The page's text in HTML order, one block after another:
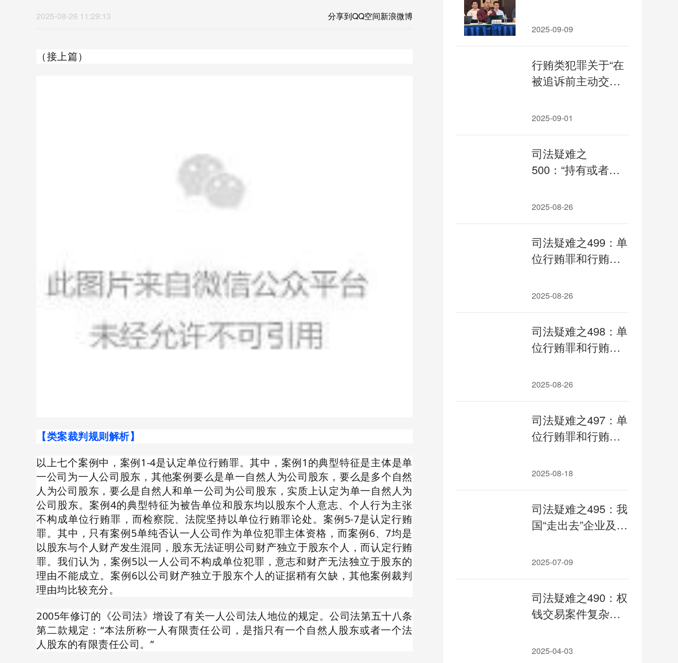
2025-08-26 11:29:13 分享到QQ空间新浪微博
（接上篇）
【类案裁判规则解析】
以上七个案例中，案例1-4是认定单位行贿罪。其中，案例1的典型特征是主体是单
一公司为一人公司股东，其他案例要么是单一自然人为公司股东，要么是多个自然
人为公司股东，要么是自然人和单一公司为公司股东，实质上认定为单一自然人为
公司股东。案例4的典型特征为被告单位和股东均以股东个人意志、个人行为主张
不构成单位行贿罪，而检察院、法院坚持以单位行贿罪论处。案例5-7是认定行贿
罪。其中，只有案例5单纯否认一人公司作为单位犯罪主体资格，而案例6、7均是
以股东与个人财产发生混同，股东无法证明公司财产独立于股东个人，而认定行贿
罪。我们认为，案例5以一人公司不构成单位犯罪，意志和财产无法独立于股东的
理由不能成立。案例6以公司财产独立于股东个人的证据稍有欠缺，其他案例裁判
理由均比较充分。
2005年修订的《公司法》增设了有关一人公司法人地位的规定。公司法第五十八条
第二款规定：“本法所称一人有限责任公司，是指只有一个自然人股东或者一个法
人股东的有限责任公司。”
2025-09-09
行贿类犯罪关于“在
被追诉前主动交待
2025-09-01
司法疑难之
500：“持有或者实
股份数达到该证券
量百分之三十以
上”是否只要一个交
易日的解析和建议
2025-08-26
司法疑难之499：单
位行贿罪和行贿罪
究（二）（下篇）
2025-08-26
司法疑难之498：单
位行贿罪和行贿罪
究（二）
2025-08-26
司法疑难之497：单
位行贿罪和行贿罪
究
2025-08-18
司法疑难之495：我
国“走出去”企业及相
织他人偷越国
境案件中罪与非罪
的相关疑难分析
2025-07-09
司法疑难之490：权
钱交易案件复杂情
定和既未遂并存的
2025-04-03